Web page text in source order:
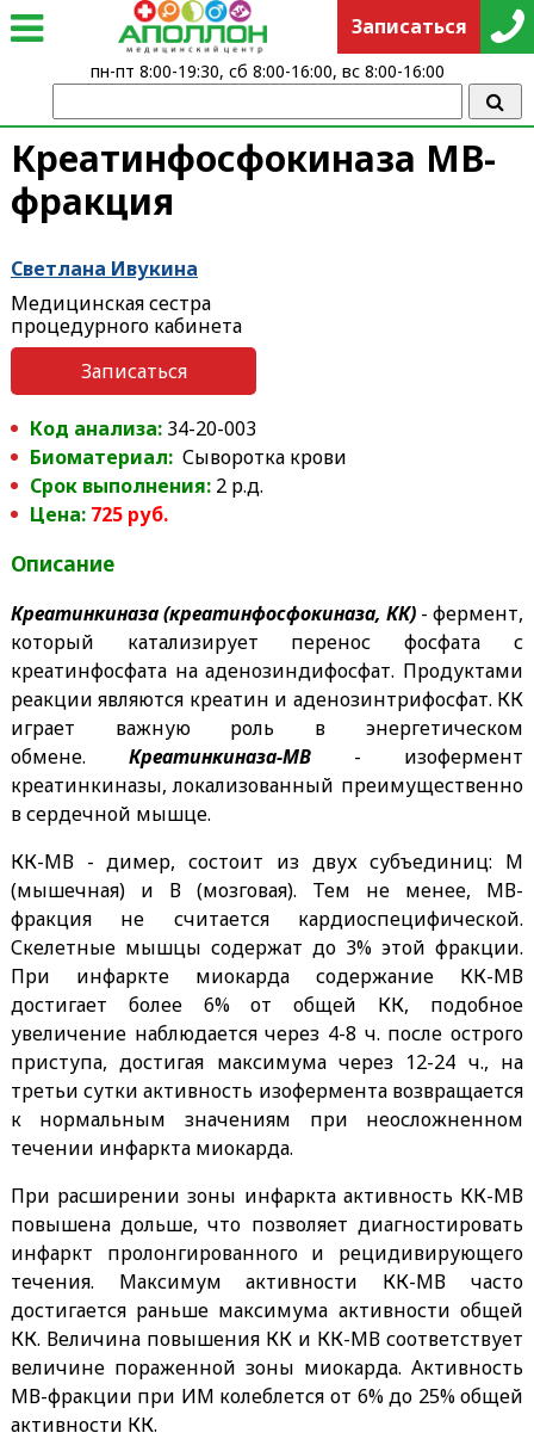
Креатинфосфокиназа МВ-
фракция
Светлана Ивукина
Медицинская сестра
процедурного кабинета
Записаться
Код анализа: 34-20-003
Биоматериал: Сыворотка крови
Срок выполнения:2 р.д.
Цена: 725 руб.
Описание
Креатинкиназа (креатинфосфокиназа, КК) - фермент,
который катализирует перенос фосфата с
креатинфосфата на аденозиндифосфат. Продуктами
реакции являются креатин и аденозинтрифосфат. КК
играет важную роль в энергетическом
обмене. Креатинкиназа-МВ- изофермент
креатинкиназы, локализованный преимущественно
в сердечной мышце.
КК-МВ - димер, состоит из двух субъединиц: М
(мышечная) и В (мозговая). Тем не менее, МВ-
фракция не считается кардиоспецифической.
Скелетные мышцы содержат до 3% этой фракции.
При инфаркте миокарда содержание КК-МВ
достигает более 6% от общей КК, подобное
увеличение наблюдается через 4-8 ч. после острого
приступа, достигая максимума через 12-24 ч., на
третьи сутки активность изофермента возвращается
к нормальным значениям при неосложненном
течении инфаркта миокарда.
При расширении зоны инфаркта активность КК-МВ
повышена дольше, что позволяет диагностировать
инфаркт пролонгированного и рецидивирующего
течения. Максимум активности КК-МВ часто
достигается раньше максимума активности общей
КК. Величина повышения КК и КК-МВ соответствует
величине пораженной зоны миокарда. Активность
МВ-фракции при ИМ колеблется от 6% до 25% общей
активности КК.
Записаться
пн-пт 8:00-19:30, сб 8:00-16:00, вс 8:00-16:00